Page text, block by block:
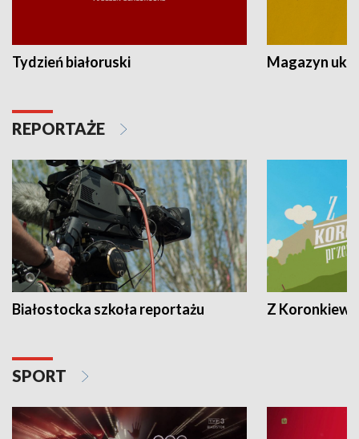
Tydzień białoruski Magazyn
REPORTAŻE
Białostocka szkoła reportażu Z
SPORT